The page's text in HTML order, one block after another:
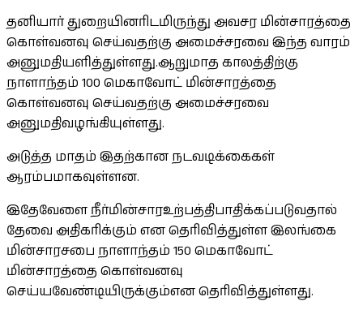
தனியார் துறையினரிடமிருந்து அவசர மின்சாரத்தை
கொள்வனவு செய்வதற்கு அமைச்சரவை இந்த வாரம்
அனுமதியளித்துள்ளது.ஆறுமாத காலத்திற்கு
நாளாந்தம் 100 மெகாவோட் மின்சாரத்தை
கொள்வனவு செய்வதற்கு அமைச்சரவை
அனுமதிவழங்கியுள்ளது.
அடுத்த மாதம் இதற்கான நடவடிக்கைகள்
ஆரம்பமாகவுள்ளன.
இதேவேளை நீர்மின்சாரஉற்பத்திபாதிக்கப்படுவதால்
தேவை அதிகரிக்கும் என தெரிவித்துள்ள இலங்கை
மின்சாரசபை நாளாந்தம் 150 மெகாவோட்
மின்சாரத்தை கொள்வனவு
செய்யவேண்டியிருக்கும்என தெரிவித்துள்ளது.